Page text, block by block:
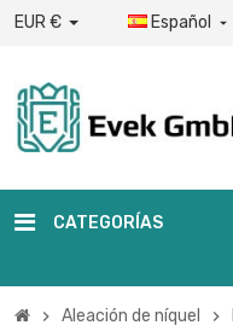
EUR € Español 
CATEGORÍAS
chevron_right Aleación de níquel chevron_right